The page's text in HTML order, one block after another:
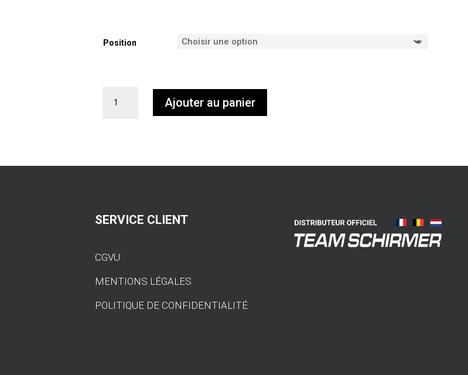
Position
M3
Ajouter au panier
SERVICE CLIENT
CGVU
MENTIONS LÉGALES
POLITIQUE DE CONFIDENTIALITÉ